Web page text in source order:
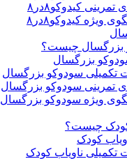
تمرینی کیدوکو۸در۸
ویژه کیدوکو۸در۸
بزرگسال چیست؟
بزرگسال
تکمیلی سودوکو بزرگسال
تمرینی سودوکو بزرگسال
ویژه سودوکو بزرگسال
کودک چیست؟
کودک
تکمیلی ناویاب کودک